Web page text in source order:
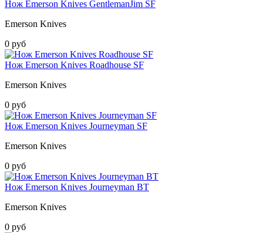
Нож Emerson Knives GentlemanJim SF
Emerson Knives
0 руб
Нож Emerson Knives Roadhouse SF
Emerson Knives
0 руб
Нож Emerson Knives Journeyman SF
Emerson Knives
0 руб
Нож Emerson Knives Journeyman BT
Emerson Knives
0 руб